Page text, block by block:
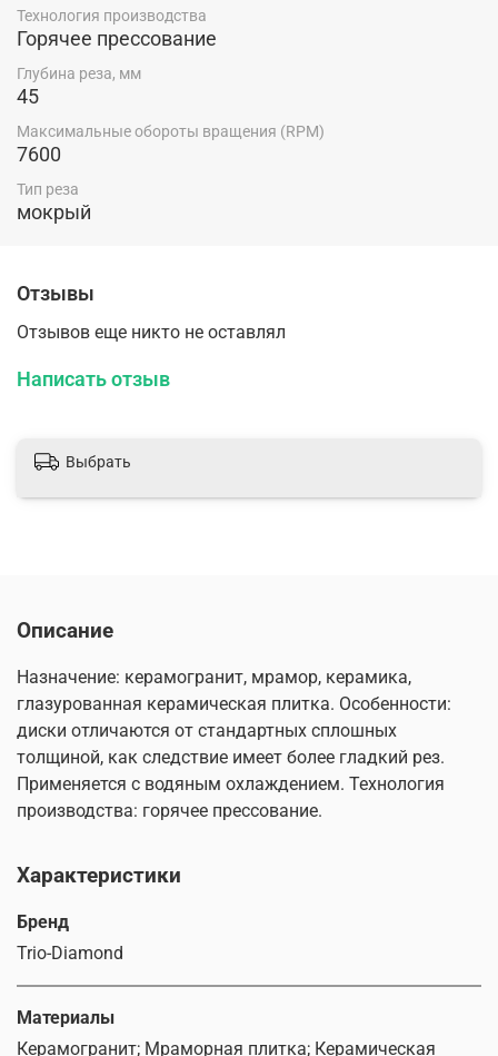
Технология производства
Горячее прессование
Глубина реза, мм
45
Максимальные обороты вращения (RPM)
7600
Тип реза
мокрый
Отзывы
Отзывов еще никто не оставлял
Написать отзыв
Выбрать
Описание
Назначение: керамогранит, мрамор, керамика,
глазурованная керамическая плитка. Особенности:
диски отличаются от стандартных сплошных
толщиной, как следствие имеет более гладкий рез.
Применяется с водяным охлаждением. Технология
производства: горячее прессование.
Характеристики
Бренд
Trio-Diamond
Материалы
Керамогранит; Мраморная плитка; Керамическая